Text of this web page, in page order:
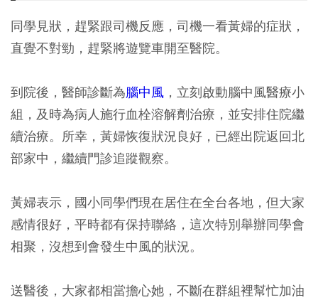
同學見狀，趕緊跟司機反應，司機一看黃婦的症狀，
直覺不對勁，趕緊將遊覽車開至醫院。
到院後，醫師診斷為腦中風 ，立刻啟動腦中風醫療小
組，及時為病人施行血栓溶解劑治療，並安排住院繼
續治療。所幸，黃婦恢復狀況良好，已經出院返回北
部家中，繼續門診追蹤觀察。
黃婦表示，國小同學們現在居住在全台各地，但大家
感情很好，平時都有保持聯絡，這次特別舉辦同學會
相聚，沒想到會發生中風的狀況。
送醫後，大家都相當擔心她，不斷在群組裡幫忙加油